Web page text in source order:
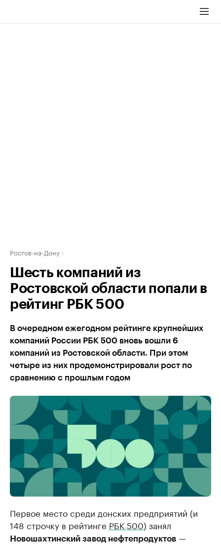
Ростов-на-Дону
Шесть компаний из
Ростовской области попали в
рейтинг РБК 500
В очередном ежегодном рейтинге крупнейших
компаний России РБК 500 вновь вошли 6
компаний из Ростовской области. При этом
четыре из них продемонстрировали рост по
сравнению с прошлым годом
Первое место среди донских предприятий (и
148 строчку в рейтинге РБК 500) занял
Новошахтинский завод нефтепродуктов —